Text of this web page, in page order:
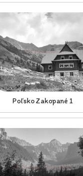
Poľsko Zakopané 1